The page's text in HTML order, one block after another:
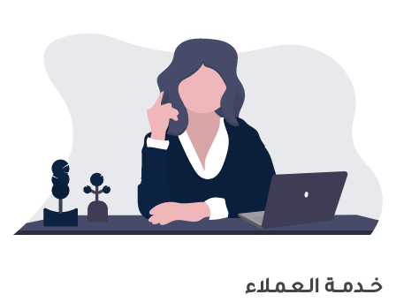
خــدمــة الـعـمـلاء